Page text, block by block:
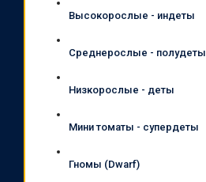
Высокорослые - индеты
Среднерослые - полудеты
Низкорослые - деты
Мини томаты - супердеты
Гномы (Dwarf)